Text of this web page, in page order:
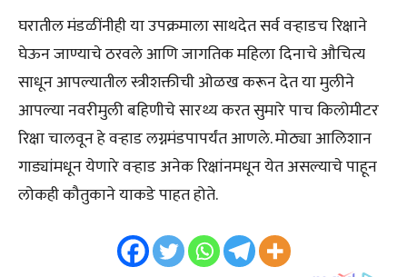
घरातील मंडळींनीही या उपक्रमाला साथदेत सर्व वऱ्हाडच रिक्षाने
घेऊन जाण्याचे ठरवले आणि जागतिक महिला दिनाचे औचित्य
साधून आपल्यातील स्त्रीशक्तीची ओळख करून देत या मुलीने
आपल्या नवरीमुली बहिणीचे सारथ्य करत सुमारे पाच किलोमीटर
रिक्षा चालवून हे वऱ्हाड लग्नमंडपापर्यंत आणले. मोठ्या आलिशान
गाड्यांमधून येणारे वऱ्हाड अनेक रिक्षांनमधून येत असल्याचे पाहून
लोकही कौतुकाने याकडे पाहत होते.